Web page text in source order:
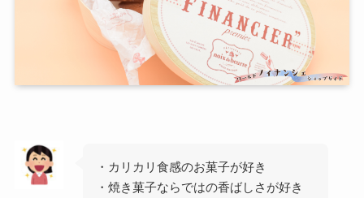
・カリカリ食感のお菓子が好き
・焼き菓子ならではの香ばしさが好き